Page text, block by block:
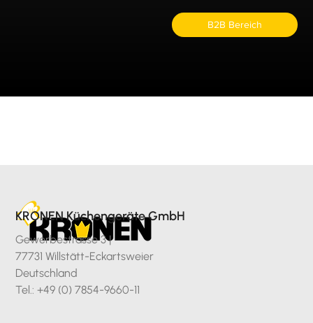
B2B Bereich
KRONEN Küchengeräte GmbH
Gewerbestrasse 3 |
77731 Willstätt-Eckartsweier
Deutschland
Tel.: +49 (0) 7854-9660-11